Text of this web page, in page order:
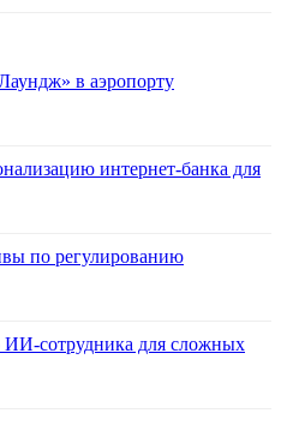
в аэропорту
интернет-банка для
по регулированию
ИИ-сотрудника для сложных